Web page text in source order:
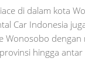
di dalam kota
Car Indonesia
Wonosobo
hingga